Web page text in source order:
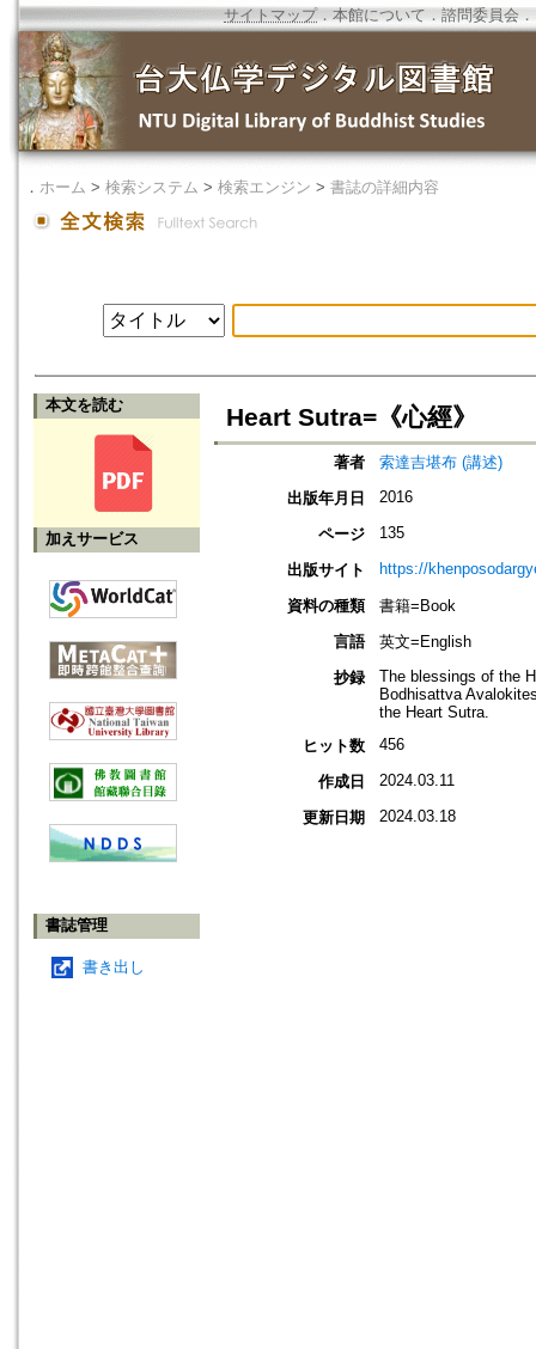
サイトマップ．本館について ． 諮問委員会 ．
． ホーム > 検索システム > 検索エンジン > 書誌の詳細内容
本文を読む
加えサービス
書誌管理
書き出し
Heart Sutra=《心經》
著者
索達吉堪布 (講述)
出版年月日
2016
ページ 135
出版サイト https://
資料の種類
書籍=Book
言語
英文=English
抄録
The blessings of the
Bodhisattva
the Heart Sutra.
ヒット数
456
作成日 2024.03.11
更新日期 2024.03.18